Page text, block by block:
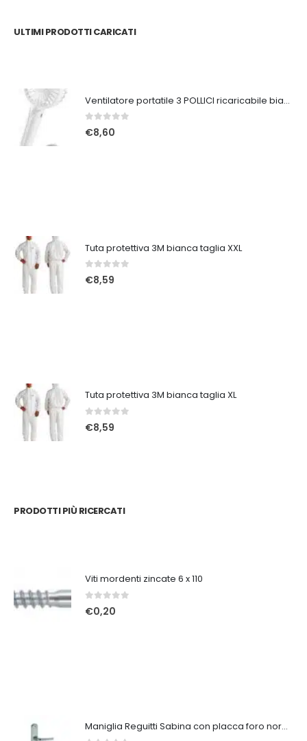
ULTIMI PRODOTTI CARICATI
Ventilatore portatile 3 POLLICI ricaricabile bianco
0Su 5
€8,60
Tuta protettiva 3M bianca taglia XXL
0Su 5
€8,59
Tuta protettiva 3M bianca taglia XL
0Su 5
€8,59
PRODOTTI PIÙ RICERCATI
Viti mordenti zincate 6 x 110
0Su 5
€0,20
Maniglia Reguitti Sabina con placca foro normale crs